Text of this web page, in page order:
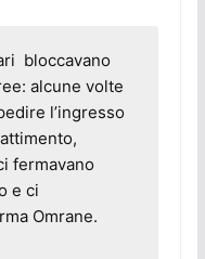
bloccavano
alcune volte
l’ingresso
fermavano
e ci
Omrane.